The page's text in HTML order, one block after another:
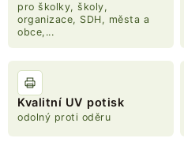
pro školky, školy,
organizace, SDH, města a
obce,...
Kvalitní UV potisk
odolný proti oděru